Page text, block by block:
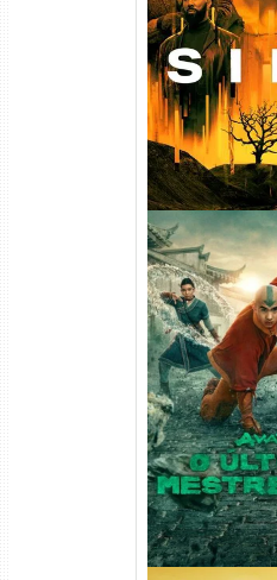
Silo 1ª
(2023)
720p/1080p/
Avatar: O
Ar 2ª
(2026) WEB-